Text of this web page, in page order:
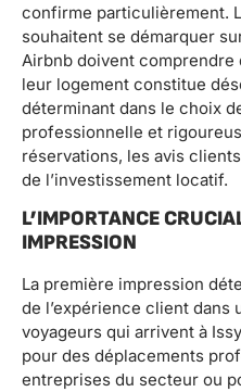
confirme particulièrement.
souhaitent se démarquer
Airbnb doivent comprendre
leur logement constitue
déterminant dans le choix
professionnelle et
réservations, les avis
de l’investissement locatif.
L’IMPORTANCE
IMPRESSION
La première impression
de l’expérience client dans
voyageurs qui arrivent à
pour des déplacements
entreprises du secteur ou